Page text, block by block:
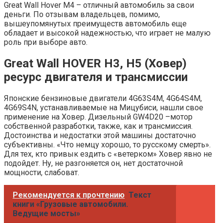
Great Wall Hover M4 – отличный автомобиль за свои
деньги. По отзывам владельцев, помимо,
вышеупомянутых преимуществ автомобиль еще
обладает и высокой надежностью, что играет не малую
роль при выборе авто.
Great Wall HOVER H3, H5 (Ховер)
ресурс двигателя и трансмиссии
Японские бензиновые двигатели 4G63S4M, 4G64S4M,
4G69S4N, устанавливаемые на Мицубиси, нашли свое
применение на Ховер. Дизельный GW4D20 –мотор
собственной разработки, также, как и трансмиссия.
Достоинства и недостатки этой машины достаточно
субъективны. «Что немцу хорошо, то русскому смерть».
Для тех, кто привык ездить с «ветерком» Ховер явно не
подойдет. Ну, не разгоняется он, нет достаточной
мощности, слабоват.
Рекомендуется к прочтению Текст
книги «Грузовые автомобили.
Ведущие мосты»